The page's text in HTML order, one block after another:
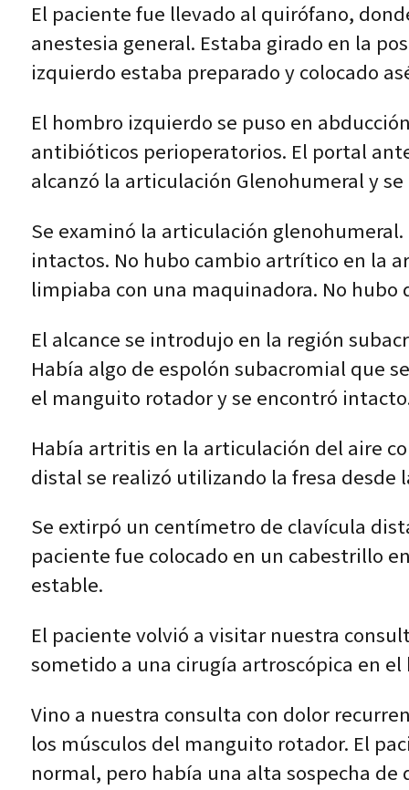
El paciente fue llevado al quirófano,
anestesia general. Estaba girado en la
izquierdo estaba preparado y colocado
El hombro izquierdo se puso en
antibióticos perioperatorios. El portal
alcanzó la articulación Glenohumeral y
Se examinó la articulación
intactos. No hubo cambio artrítico en la
limpiaba con una maquinadora. No
El alcance se introdujo en la región
Había algo de espolón subacromial que
el manguito rotador y se encontró
Había artritis en la articulación del aire
distal se realizó utilizando la fresa
Se extirpó un centímetro de clavícula
paciente fue colocado en un cabestrillo
estable.
El paciente volvió a visitar nuestra
sometido a una cirugía artroscópica en
Vino a nuestra consulta con dolor
los músculos del manguito rotador. El
normal, pero había una alta sospecha